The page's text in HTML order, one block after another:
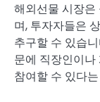
해외선물 시장은
며, 투자자들은
추구할 수 있습
문에 직장인이
참여할 수 있다